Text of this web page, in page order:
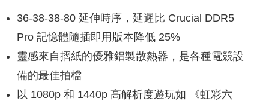
36-38-38-80 延伸時序，延遲比 Crucial DDR5
Pro 記憶體隨插即用版本降低 25%
靈感來自摺紙的優雅鋁製散熱器，是各種電競設
備的最佳拍檔
以 1080p 和 1440p 高解析度遊玩如 《虹彩六